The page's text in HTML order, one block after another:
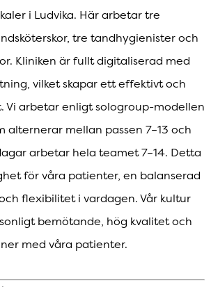
i Ludvika. Här arbetar tre
tre tandhygienister och
Kliniken är fullt digitaliserad med
vilket skapar ett effektivt och
Vi arbetar enligt sologroup-modellen
alternerar mellan passen 7–13 och
arbetar hela teamet 7–14. Detta
för våra patienter, en balanserad
flexibilitet i vardagen. Vår kultur
bemötande, hög kvalitet och
med våra patienter.